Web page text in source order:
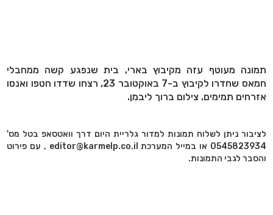
תמונה מעוטף עזה מקיבוץ בארי, בית שנפגע קשה ממחבלי
חמאס שחדרו לקיבוץ ב-7 באוקטובר 23, רצחו שדדו חטפו ואנסו
אזרחים תמימים. צילום ברוך ליבמן.
לציבור ניתן לשלוח תמונות למדור גלריית היום דרך וואטסאפ בטל מס'
0545823934 או במייל המערכת editor@karmelp.co.il , עם פירוט
והסבר לגבי התמונות.